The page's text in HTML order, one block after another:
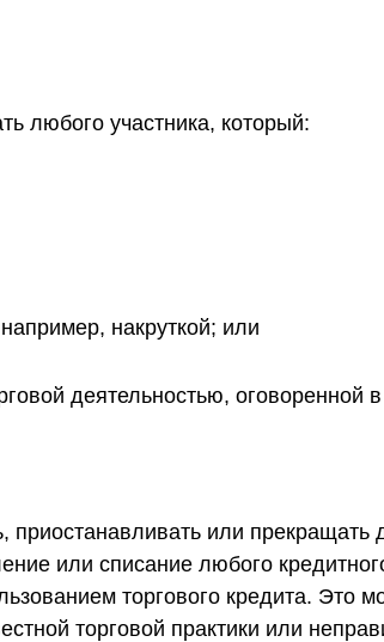
любого участника, который:
накруткой; или
деятельностью, оговоренной
приостанавливать или прекращать
или списание любого
торгового кредита. Это
торговой практики или